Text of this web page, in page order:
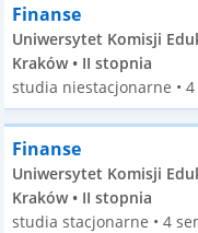
Finanse
Uniwersytet Komisji
Kraków • II stopnia
studia niestacjonarne •
Finanse
Uniwersytet Komisji
Kraków • II stopnia
studia stacjonarne • 4